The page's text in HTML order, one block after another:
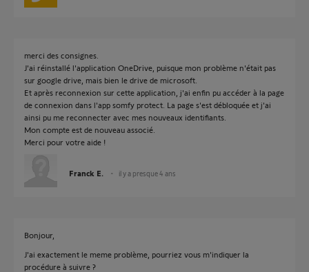
merci des consignes.
J'ai réinstallé l'application OneDrive, puisque mon problème n'était pas
sur google drive, mais bien le drive de microsoft.
Et après reconnexion sur cette application, j'ai enfin pu accéder à la page
de connexion dans l'app somfy protect. La page s'est débloquée et j'ai
ainsi pu me reconnecter avec mes nouveaux identifiants.
Mon compte est de nouveau associé.
Merci pour votre aide !
Franck E. il y a presque 4 ans
Bonjour,
J'ai exactement le meme problème, pourriez vous m'indiquer la
procédure à suivre ?